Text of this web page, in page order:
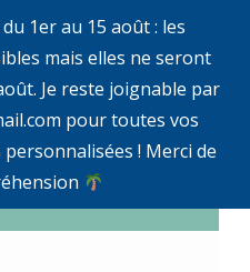
1er au 15 août : les
mais elles ne seront
Je reste joignable par
pour toutes vos
! Merci de